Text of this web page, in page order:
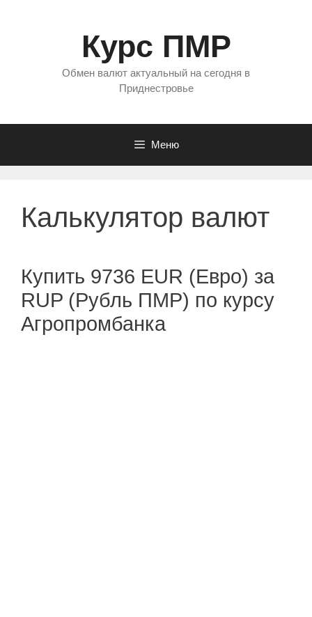
Курс ПМР
Обмен валют актуальный на сегодня в
Приднестровье
Меню
Калькулятор валют
Купить 9736 EUR (Евро) за
RUP (Рубль ПМР) по курсу
Агропромбанка